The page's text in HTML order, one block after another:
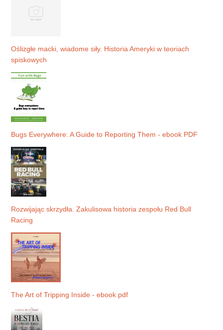
Oślizgłe macki, wiadome siły. Historia Ameryki w teoriach
spiskowych
Bugs Everywhere: A Guide to Reporting Them - ebook PDF
Rozwijając skrzydła. Zakulisowa historia zespołu Red Bull
Racing
The Art of Tripping Inside - ebook pdf